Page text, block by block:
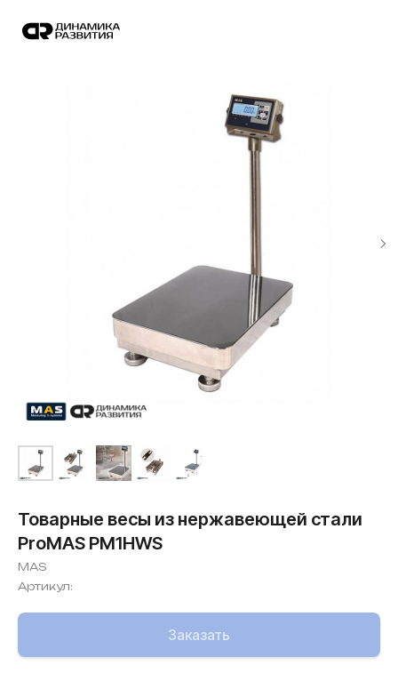
Товарные весы из нержавеющей стали
ProMAS PM1HWS
MAS
Артикул:
Заказать